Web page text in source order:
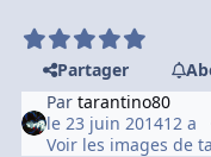
Partager
Partarantino80
le 23 juin 201412 a
Voir les images de